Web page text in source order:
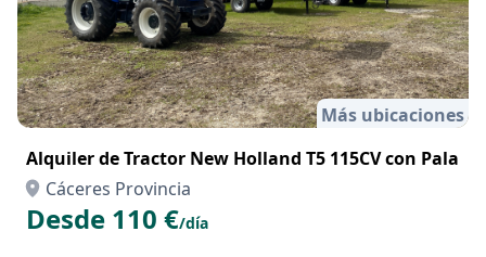
Más ubicaciones
Alquiler de Tractor New Holland T5 115CV con Pala
Cáceres Provincia
Desde 110 €/día